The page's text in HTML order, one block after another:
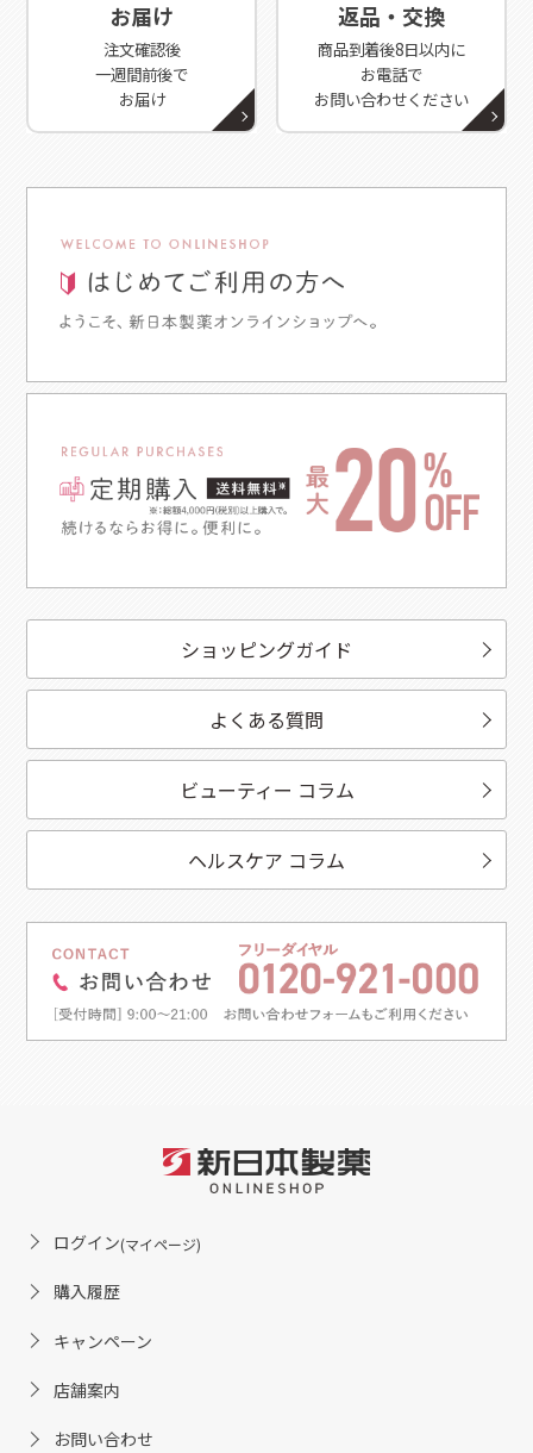
お届け
注文確認後
一週間前後で
お届け
返品・交換
商品到着後8日以内に
お電話で
お問い合わせください
ショッピングガイド
よくある質問
ビューティー コラム
ヘルスケア コラム
ログイン(マイページ)
購入履歴
キャンペーン
店舗案内
お問い合わせ